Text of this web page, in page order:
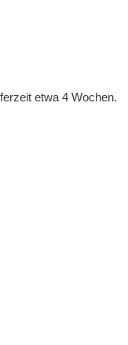
etwa 4 Wochen.